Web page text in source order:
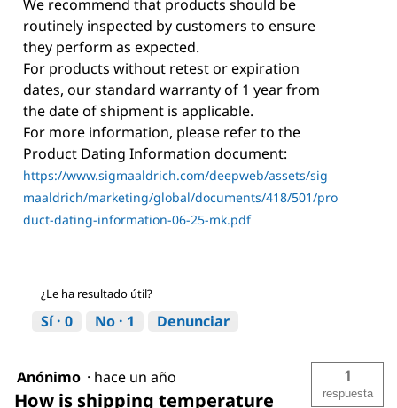
We recommend that products should be
routinely inspected by customers to ensure
they perform as expected.
For products without retest or expiration
dates, our standard warranty of 1 year from
the date of shipment is applicable.
For more information, please refer to the
Product Dating Information document:
https://www.sigmaaldrich.com/deepweb/assets/sig
maaldrich/marketing/global/documents/418/501/pro
duct-dating-information-06-25-mk.pdf
¿Le ha resultado útil?
Sí · 0 No · 1 Denunciar
Anónimo · hace un año
How is shipping temperature
1
respuesta